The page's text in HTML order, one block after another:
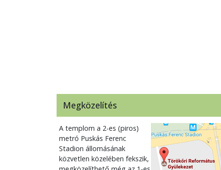
Megközelítés
A templom a 2-es (piros)
metró Puskás Ferenc
Stadion állomásának
közvetlen közelében fekszik,